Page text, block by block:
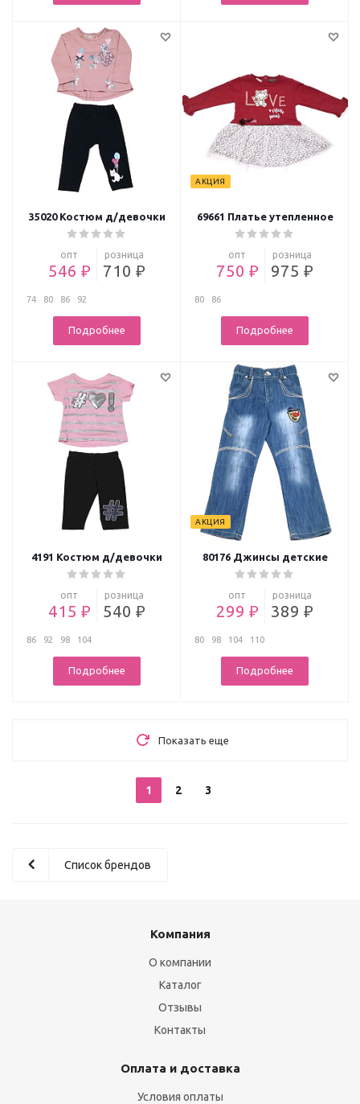
35020 Костюм д/девочки
опт
546 ₽
розница
710 ₽
74 80 86 92
Подробнее
АКЦИЯ
69661 Платье утепленное
опт
750 ₽
розница
975 ₽
80 86
Подробнее
4191 Костюм д/девочки
опт
415 ₽
розница
540 ₽
86 92 98 104
Подробнее
АКЦИЯ
80176 Джинсы детские
опт
299 ₽
розница
389 ₽
80 98 104 110
Подробнее
Показать еще
1 2 3
Список брендов
Компания
О компании
Каталог
Отзывы
Контакты
Оплата и доставка
Условия оплаты